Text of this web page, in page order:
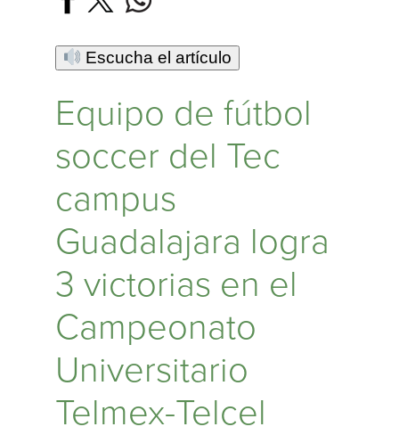
Escucha el artículo
Equipo de fútbol
soccer del Tec
campus
Guadalajara logra
3 victorias en el
Campeonato
Universitario
Telmex-Telcel